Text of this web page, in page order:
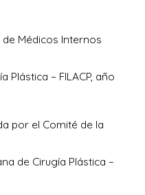
Médicos Internos
Plástica – FILACP, año
por el Comité de la
de Cirugía Plástica –